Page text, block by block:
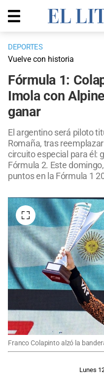
DEPORTES
Vuelve con historia
Fórmula 1:
Imola con
ganar
El argentino será piloto
Romaña, tras
circuito especial para él:
Fórmula 2. Este
puntos en la Fórmula 1
Franco Colapinto alzó la
Lunes